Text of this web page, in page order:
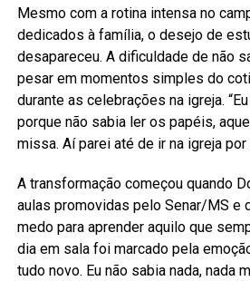
Mesmo com a rotina intensa no
dedicados à família, o desejo de
desapareceu. A dificuldade de não
pesar em momentos simples do
durante as celebrações na igreja.
porque não sabia ler os papéis,
missa. Aí parei até de ir na igreja por
A transformação começou quando
aulas promovidas pelo Senar/MS e
medo para aprender aquilo que
dia em sala foi marcado pela
tudo novo. Eu não sabia nada, nada